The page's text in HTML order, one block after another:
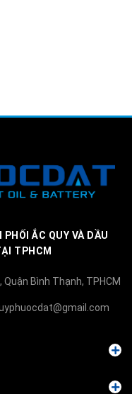
ẮC QUY VÀ DẦU
TPHCM
Bình Thạnh, TPHCM